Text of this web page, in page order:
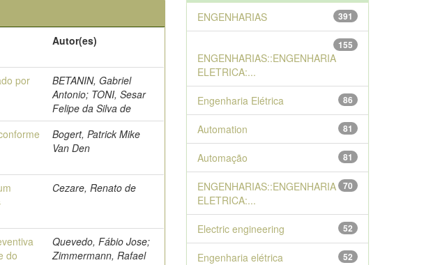
Autor(es)
por
BETANIN, Gabriel
Antonio; TONI, Sesar
Felipe da Silva de
Bogert, Patrick Mike
Van Den
Cezare, Renato de
do
Quevedo, Fábio Jose;
Zimmermann, Rafael
391
ENGENHARIAS
155
ENGENHARIAS::ENGENHARIA
ELETRICA:...
86
Engenharia Elétrica
81
Automation
81
Automação
70
ENGENHARIAS::ENGENHARIA
ELETRICA:...
52
Electric engineering
52
Engenharia elétrica